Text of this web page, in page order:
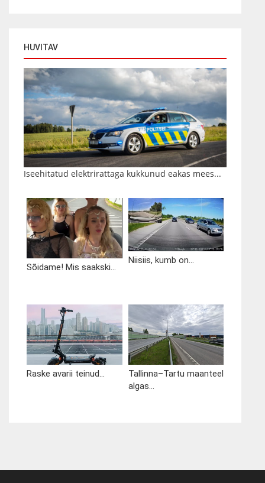
HUVITAV
Iseehitatud elektrirattaga kukkunud eakas mees...
Sõidame! Mis saakski...
Niisiis, kumb on...
Raske avarii teinud...
Tallinna–Tartu maanteel
algas...